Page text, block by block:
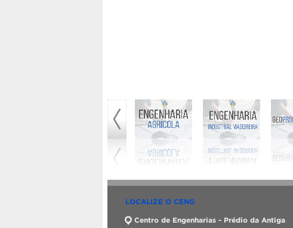
LOCALIZE O CENG
Centro de Engenharias - Prédio da Antiga